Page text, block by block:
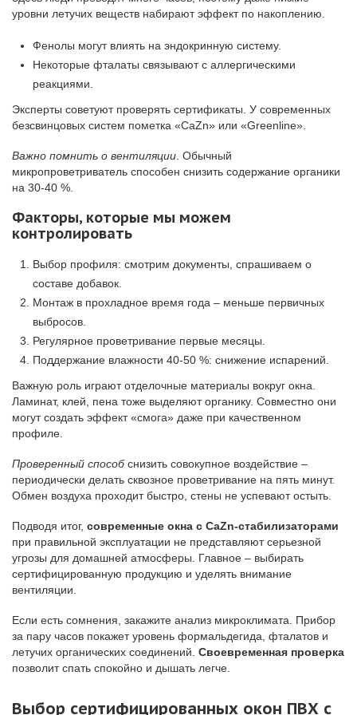
уровни летучих веществ набирают эффект по накоплению.
Фенолы могут влиять на эндокринную систему.
Некоторые фталаты связывают с аллергическими
реакциями.
Эксперты советуют проверять сертификаты. У современных
безсвинцовых систем пометка «CaZn» или «Greenline».
Важно помнить о вентиляции. Обычный
микропроветриватель способен снизить содержание органики
на 30-40 %.
Факторы, которые мы можем
контролировать
Выбор профиля: смотрим документы, спрашиваем о
составе добавок.
Монтаж в прохладное время года – меньше первичных
выбросов.
Регулярное проветривание первые месяцы.
Поддержание влажности 40-50 %: снижение испарений.
Важную роль играют отделочные материалы вокруг окна.
Ламинат, клей, пена тоже выделяют органику. Совместно они
могут создать эффект «смога» даже при качественном
профиле.
Проверенный способснизить совокупное воздействие –
периодически делать сквозное проветривание на пять минут.
Обмен воздуха проходит быстро, стены не успевают остыть.
Подводя итог, современные окна с CaZn-стабилизаторами
при правильной эксплуатации не представляют серьезной
угрозы для домашней атмосферы. Главное – выбирать
сертифицированную продукцию и уделять внимание
вентиляции.
Если есть сомнения, закажите анализ микроклимата. Прибор
за пару часов покажет уровень формальдегида, фталатов и
летучих органических соединений. Своевременная проверка
позволит спать спокойно и дышать легче.
Выбор сертифицированных окон ПВХ с